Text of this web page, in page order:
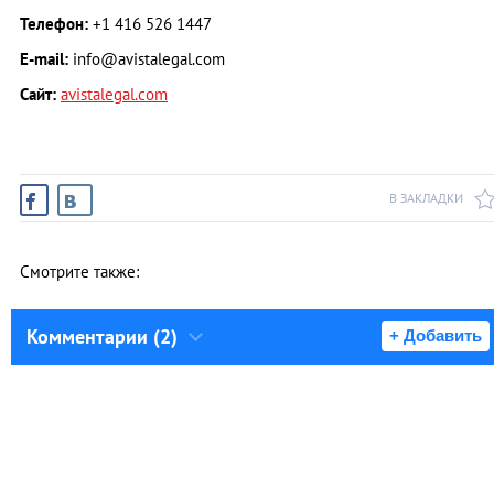
Телефон: +1 416 526 1447
E-mail: info@avistalegal.com
Сайт: avistalegal.com
В ЗАКЛАДКИ
Смотрите также:
Комментарии (2) + Добавить